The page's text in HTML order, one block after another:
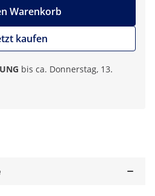
Warenkorb
kaufen
bis ca. Donnerstag, 13.